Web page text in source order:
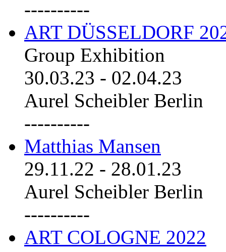
----------
ART DÜSSELDORF
Group Exhibition
30.03.23 - 02.04.23
Aurel Scheibler Berlin
----------
Matthias Mansen
29.11.22 - 28.01.23
Aurel Scheibler Berlin
----------
ART COLOGNE 2022